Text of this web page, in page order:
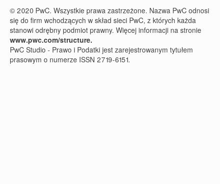
© 2020 PwC. Wszystkie prawa zastrzeżone. Nazwa PwC odnosi
się do firm wchodzących w skład sieci PwC, z których każda
stanowi odrębny podmiot prawny. Więcej informacji na stronie
www.pwc.com/structure.
PwC Studio - Prawo i Podatki jest zarejestrowanym tytułem
prasowym o numerze ISSN 2719-6151.